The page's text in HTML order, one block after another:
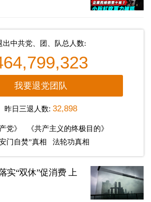
出中共党、团、队总人数:
我要退党团队
昨日三退人数: 32,898
党》
《共产主义的终极目的》
门自焚”真相
法轮功真相
实“双休”促消费 上